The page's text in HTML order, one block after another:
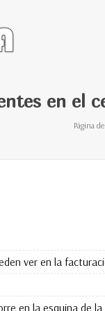
en el
Página
ver en la
en la esquina de la